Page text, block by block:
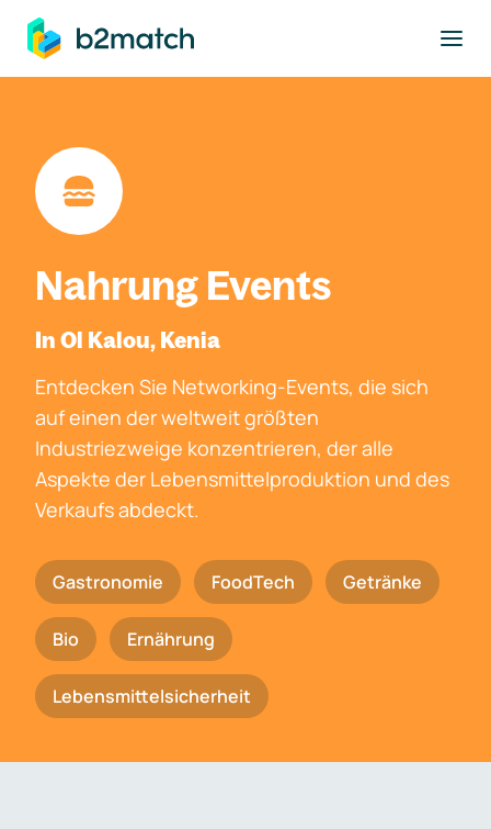
springen
Nahrung Events
In Ol Kalou, Kenia
Entdecken Sie Networking-Events, die sich
auf einen der weltweit größten
Industriezweige konzentrieren, der alle
Aspekte der Lebensmittelproduktion und des
Verkaufs abdeckt.
Gastronomie FoodTech Getränke
Bio Ernährung
Lebensmittelsicherheit